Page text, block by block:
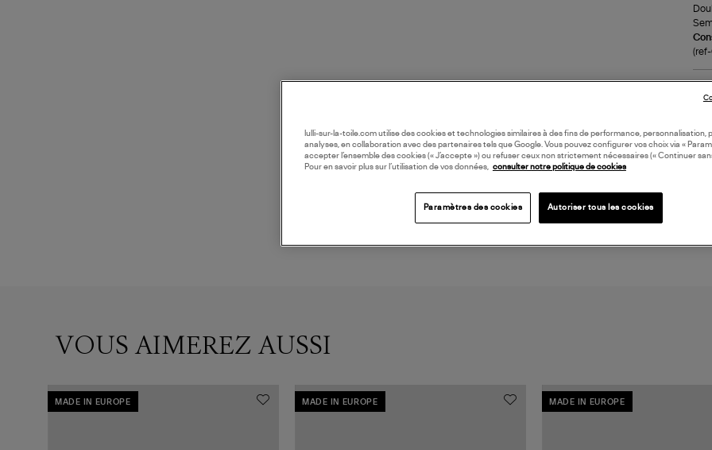
VOUS AIMEREZ AUSSI
MADE IN EUROPE MADE IN EUROPE MADE IN EUROPE
lulli-sur-la-toile.com utilise des cookies et technologies similaires à des fins de performance, personnalisation,
analyses, en collaboration avec des partenaires tels que Google. Vous pouvez configurer vos choix via «
accepter l’ensemble des cookies (« J’accepte ») ou refuser ceux non strictement nécessaires (« Continuer
Pour en savoir plus sur l’utilisation de vos données, consulter notre politique de cookies
Paramètres des cookies Autoriser tous les cookies